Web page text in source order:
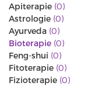
Apiterapie (0)
Astrologie (0)
Ayurveda (0)
Bioterapie (0)
Feng-shui (0)
Fitoterapie (0)
Fizioterapie (0)